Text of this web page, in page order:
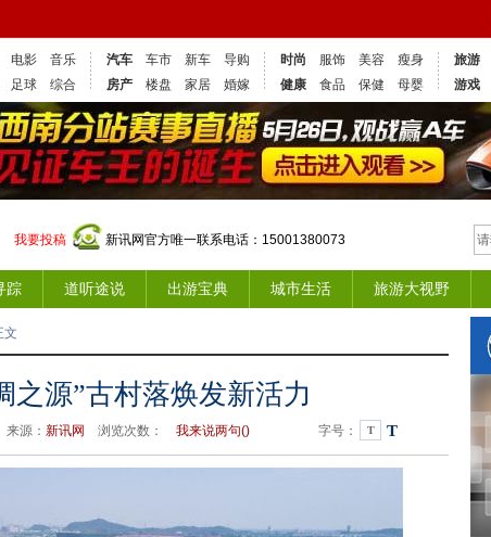
电影
音乐
足球 综合
汽车 车市 新车
导购
房产
楼盘 家居 婚嫁
时尚 服饰 美容
瘦身
健康
食品 保健 母婴
旅游
游戏
我要投稿 新讯网官方唯一联系电话：15001380073
踪 道听途说 出游宝典 城市生活 旅游大视野
文
之源”古村落焕发新活力
源： 新讯网 浏览次数： 我来说两句() 字号： T T